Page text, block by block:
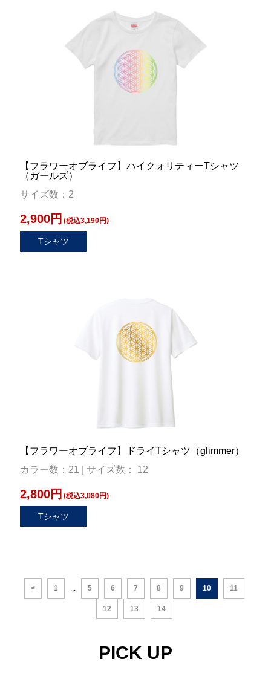
【フラワーオブライフ】ハイクォリティーTシャツ
（ガールズ）
サイズ数：2
2,900円 (税込3,190円)
Tシャツ
【フラワーオブライフ】ドライTシャツ（glimmer）
カラー数：21 | サイズ数： 12
2,800円 (税込3,080円)
Tシャツ
< 1 ... 5 6 7 8 9 10 11
12 13 14
PICK UP